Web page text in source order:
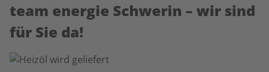
team energie Schwerin – wir sind
für Sie da!